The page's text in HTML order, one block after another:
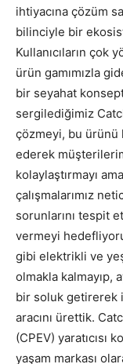
ihtiyacına çözüm
bilinciyle bir
Kullanıcıların çok
ürün gamımızla
bir seyahat
sergilediğimiz
çözmeyi, bu ürünü
ederek
kolaylaştırmayı
çalışmalarımız
sorunlarını tespit
vermeyi
gibi elektrikli ve
olmakla kalmayıp,
bir soluk getirerek
aracını ürettik.
(CPEV) yaratıcısı
yaşam markası